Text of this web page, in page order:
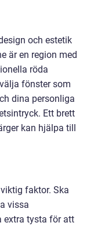
och estetik
är en region med
röda
fönster som
dina personliga
Ett brett
kan hjälpa till
faktor. Ska
vissa
extra tysta för att